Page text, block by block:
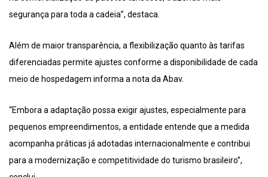
segurança para toda a cadeia”, destaca.
Além de maior transparência, a flexibilização quanto às tarifas
diferenciadas permite ajustes conforme a disponibilidade de cada
meio de hospedagem informa a nota da Abav.
“Embora a adaptação possa exigir ajustes, especialmente para
pequenos empreendimentos, a entidade entende que a medida
acompanha práticas já adotadas internacionalmente e contribui
para a modernização e competitividade do turismo brasileiro”,